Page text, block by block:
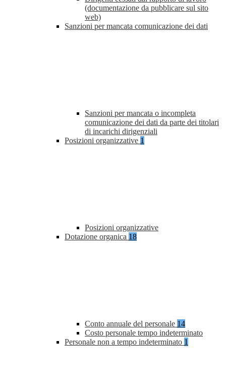
(documentazione da pubblicare sul sito
web)
Sanzioni per mancata comunicazione dei dati
Sanzioni per mancata o incompleta
comunicazione dei dati da parte dei titolari
di incarichi dirigenziali
Posizioni organizzative 1
Posizioni organizzative
Dotazione organica 18
Conto annuale del personale 14
Costo personale tempo indeterminato
Personale non a tempo indeterminato 1